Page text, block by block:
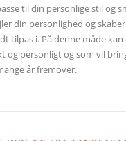
til din personlige stil og
din personlighed og
tilpas i. På denne måde
og personligt og som vil
år fremover.